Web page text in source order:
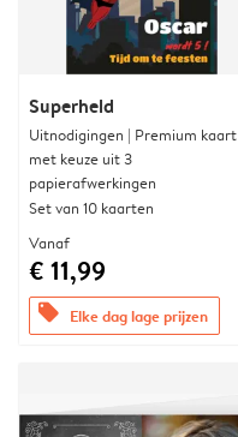
Superheld
Uitnodigingen | Premium kaart
met keuze uit 3
papierafwerkingen
Set van 10 kaarten
Vanaf
€ 11,99
offers Elke dag lage prijzen